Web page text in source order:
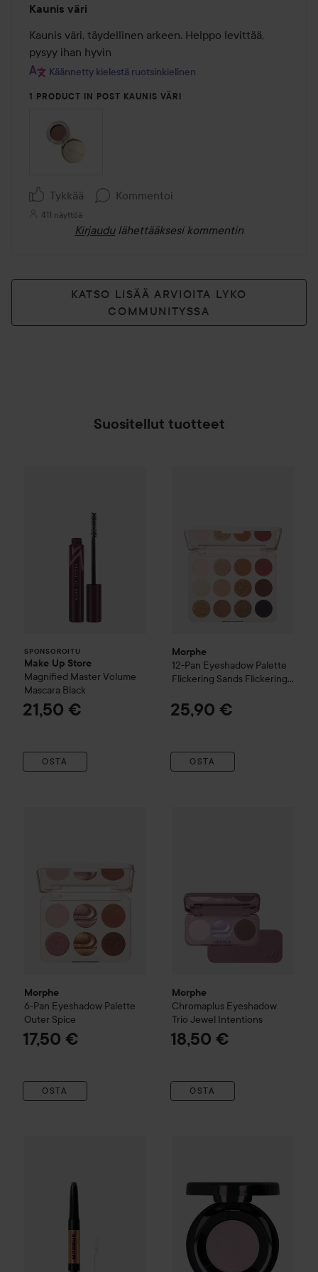
4
/
5
Kaunis väri
Kaunis väri, täydellinen arkeen. Helppo levittää,
pysyy ihan hyvin
Käännetty kielestä ruotsinkielinen
1 PRODUCT IN POST KAUNIS VÄRI
Tykkää Kommentoi
411 näyttöä
Kirjaudu lähettääksesi kommentin
KATSO LISÄÄ ARVIOITA LYKO
COMMUNITYSSA
Suositellut tuotteet
SPONSOROITU
Make Up Store
Magnified Master Volume
Mascara Black
21,50 €
OSTA
Morphe
12-Pan Eyeshadow Palette
Flickering Sands Flickering
25,90 €
OSTA
Morphe
6-Pan Eyeshadow Palette
Outer Spice
17,50 €
OSTA
Morphe
Chromaplus Eyeshadow
Trio Jewel Intentions
18,50 €
OSTA